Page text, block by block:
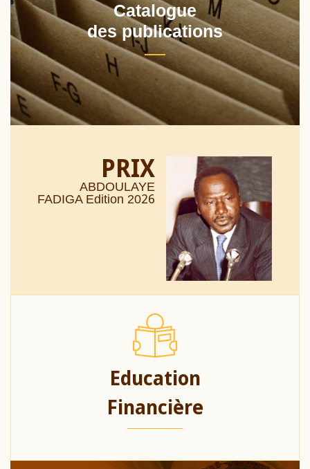
Catalogue
des publications
PRIX
ABDOULAYE
FADIGA Edition 2026
Education
Financière